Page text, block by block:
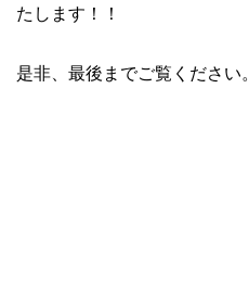
たします！！
是非、最後までご覧ください。